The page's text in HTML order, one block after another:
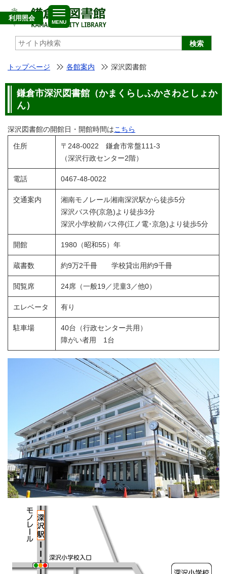
利用照会
MENU
検索
トップページ 各館案内 深沢図書館
鎌倉市深沢図書館（かまくらしふかさわとしょか
ん）
深沢図書館の開館日・開館時間はこちら
住所
〒248-0022 鎌倉市常盤111-3
（深沢行政センター2階）
電話 0467-48-0022
交通案内
湘南モノレール湘南深沢駅から徒歩5分
深沢バス停(京急)より徒歩3分
深沢小学校前バス停(江ノ電･京急)より徒歩5分
開館 1980（昭和55）年
蔵書数 約9万2千冊 学校貸出用約9千冊
閲覧席 24席（一般19／児童3／他0）
エレベータ 有り
駐車場
40台（行政センター共用）
障がい者用 1台